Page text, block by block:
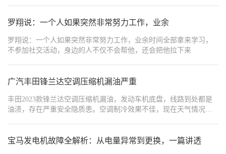
候，销售就在手机上提前把要试驾的星光S的空调打开了，前后也就
常家里空调开26度的感觉。几分钟时间能把温度拉这么低还是挺厉
害的。我家的油车大早上温度还没那么高的时候，还得差不多十来
实用了，尤其是家里有老人孩子时候，提前把空调打开，就不会那
罗翔说：一个人如果突然非常努力工作，业余
罗翔说：一个人如果突然非常努力工作，业余时间全部拿来学习，
不参加社交活动，身边的人不仅不会帮他，还会把他拉下来
广汽丰田锋兰达空调压缩机漏油严重
丰田2023款锋兰达空调压缩机漏油，发动车机底盘，线路到处都是
油渍，存在严重安全隐质患。空调制冷效果不佳，现在天气情况
诉，估计是通病。
宝马发电机故障全解析：从电量异常到更换，一篇讲透